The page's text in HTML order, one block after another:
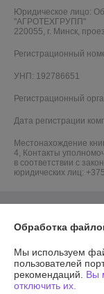
Юридическое лицо:
"АГРОТЕХГРУПП"
220055, г. Минск,
Регистрационный
УНП: 192786651
Регистрационный
Дата регистрации
Местонахождение
4, Контакты
в соответствии с
юридических лиц:
Обработка
Мы используем
пользователей
рекомендаций. Вы
отключить их.